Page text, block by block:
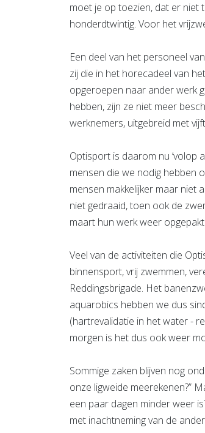
moet je op toezien, dat er niet
honderdtwintig. Voor het
Een deel van het personeel
zij die in het horecadeel van
opgeroepen naar ander werk
hebben, zijn ze niet meer
werknemers, uitgebreid met
Optisport is daarom nu ‘volop
mensen die we nodig hebben
mensen makkelijker maar niet
niet gedraaid, toen ook de
maart hun werk weer
Veel van de activiteiten die
binnensport, vrij zwemmen,
Reddingsbrigade. Het
aquarobics hebben we dus
(hartrevalidatie in het water -
morgen is het dus ook weer
Sommige zaken blijven nog
onze ligweide meerekenen?”
een paar dagen minder weer
met inachtneming van de